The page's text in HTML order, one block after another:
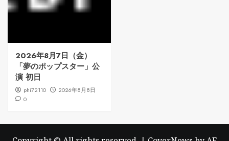
2026年8月7日（金）
「夢のポップスター」公
演 初日
phi72110
2026年8月8日
0